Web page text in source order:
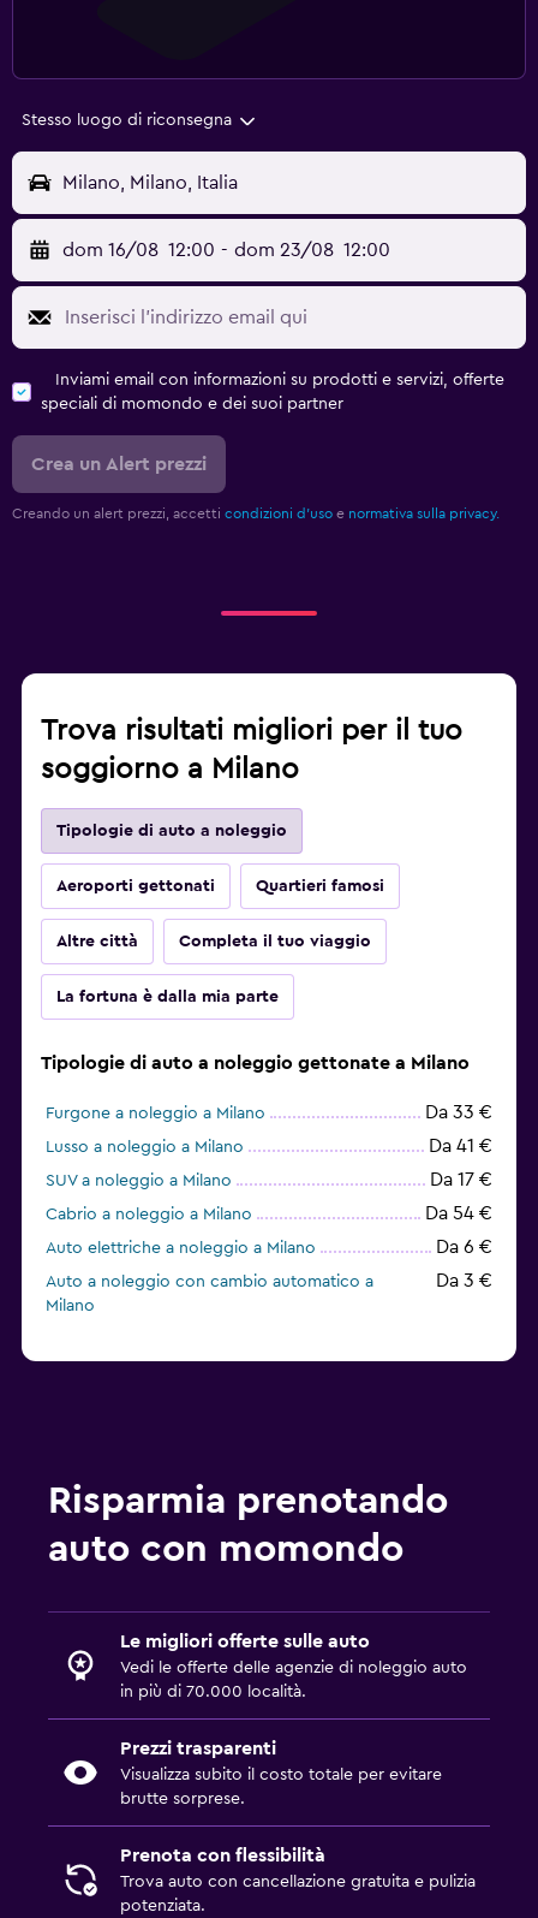
Stesso luogo di riconsegna
Milano, Milano, Italia
dom 16/08 12:00 - dom 23/08 12:00
Inviami email con informazioni su prodotti e servizi, offerte
speciali di momondo e dei suoi partner
Crea un Alert prezzi
Creando un alert prezzi, accetti condizioni d'uso e normativa sulla privacy.
Trova risultati migliori per il tuo
soggiorno a Milano
Tipologie di auto a noleggio
Aeroporti gettonati Quartieri famosi
Altre città Completa il tuo viaggio
La fortuna è dalla mia parte
Tipologie di auto a noleggio gettonate a Milano
Furgone a noleggio a Milano Da 33 €
Lusso a noleggio a Milano Da 41 €
SUV a noleggio a Milano Da 17 €
Cabrio a noleggio a Milano Da 54 €
Auto elettriche a noleggio a Milano Da 6 €
Auto a noleggio con cambio automatico a
Milano
Da 3 €
Risparmia prenotando
auto con momondo
Le migliori offerte sulle auto
Vedi le offerte delle agenzie di noleggio auto
in più di 70.000 località.
Prezzi trasparenti
Visualizza subito il costo totale per evitare
brutte sorprese.
Prenota con flessibilità
Trova auto con cancellazione gratuita e pulizia
potenziata.